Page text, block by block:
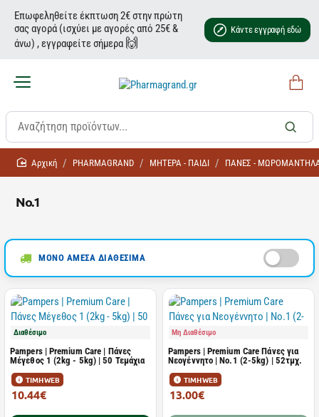
Επωφεληθείτε έκπτωση 2€ στην πρώτη
σας αγορά (ισχύει με αγορές από 25€ &
άνω) , εγγραφείτε σήμερα 🙌
Κάντε εγγραφή εδώ
No.1
homePHARMAGRAND ΜΗΤΕΡΑ - ΠΑΙΔΙ ΠΑΝΕΣ -
ΜΟΝΟ ΑΜΕΣΑ ΔΙΑΘΕΣΙΜΑ
Διαθέσιμο
Pampers | Premium Care | Πάνες
Μέγεθος 1 (2kg - 5kg) | 50 Τεμάχια
ΤΙΜΗ WEB
10.44€
Μη Διαθέσιμο
Pampers | Premium Care Πάνες για
Νεογέννητο | Νο.1 (2-5kg) | 52τμχ.
ΤΙΜΗ WEB
13.00€